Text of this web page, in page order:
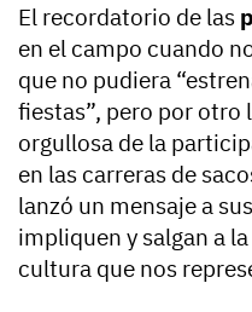
El recordatorio de las
en el campo cuando
que no pudiera
fiestas”, pero por otro
orgullosa de la
en las carreras de
lanzó un mensaje a
impliquen y salgan a
cultura que nos